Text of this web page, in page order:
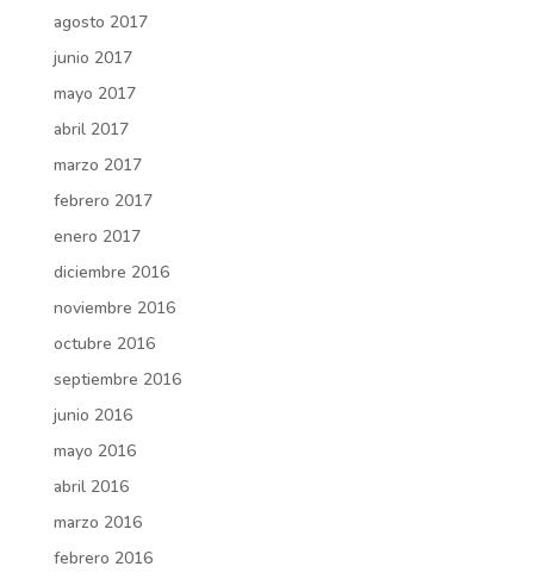
agosto 2017
junio 2017
mayo 2017
abril 2017
marzo 2017
febrero 2017
enero 2017
diciembre 2016
noviembre 2016
octubre 2016
septiembre 2016
junio 2016
mayo 2016
abril 2016
marzo 2016
febrero 2016